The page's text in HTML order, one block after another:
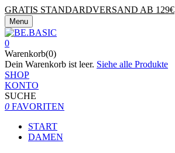
GRATIS STANDARDVERSAND AB 129€
Menu
0
Warenkorb(0)
Dein Warenkorb ist leer. Siehe alle Produkte
SHOP
KONTO
SUCHE
0 FAVORITEN
START
DAMEN